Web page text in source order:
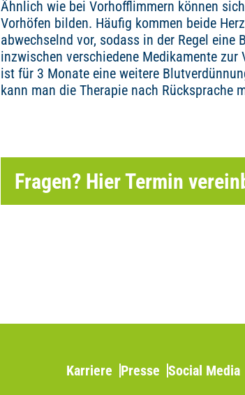
Ähnlich wie bei Vorhofflimmern können
Vorhöfen bilden. Häufig kommen beide
abwechselnd vor, sodass in der Regel
inzwischen verschiedene Medikamente
ist für 3 Monate eine weitere
kann man die Therapie nach Rücksprache
Fragen? Hier Termin
Karriere Presse Social Media